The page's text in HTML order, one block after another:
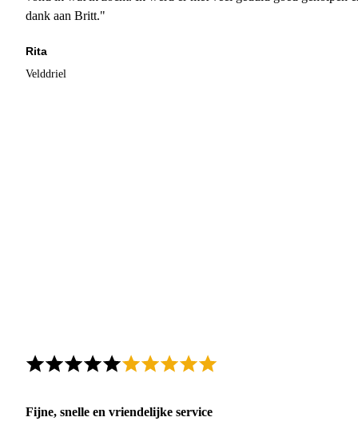
dank aan Britt."
Rita
Velddriel
Fijne, snelle en vriendelijke service